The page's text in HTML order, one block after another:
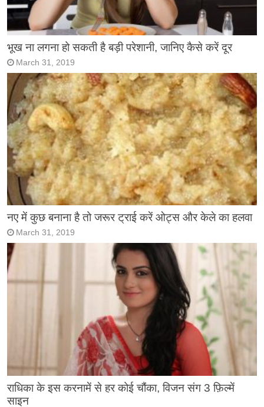
भूख ना लगना हो सकती है बड़ी परेशानी, जानिए कैसे करें दूर
March 31, 2019
नए में कुछ बनाना है तो जरूर ट्राई करें ओट्स और केले का हलवा
March 31, 2019
राधिका के इस करनामें से हर कोई चौंका, विजन संग 3 फ़िल्में
साइन